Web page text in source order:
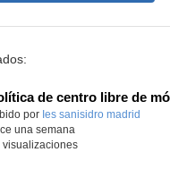
de centro libre de
por Ies sanisidro madrid
una semana
visualizaciones